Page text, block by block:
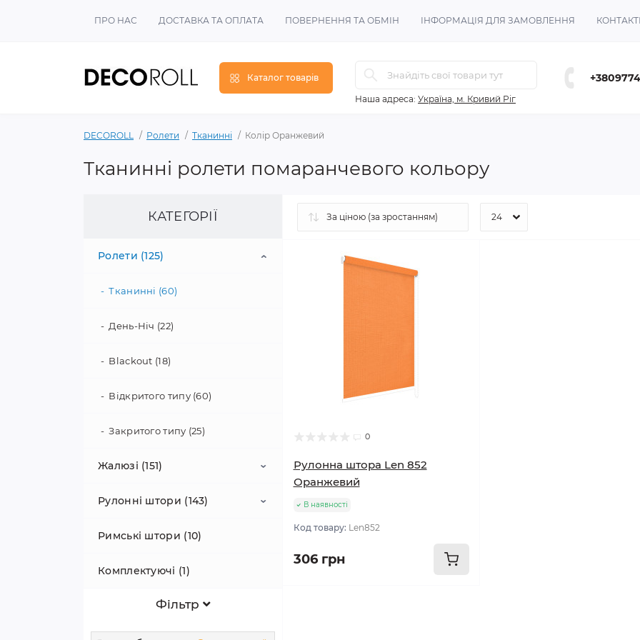
ПРО НАС ДОСТАВКА ТА ОПЛАТА ПОВЕРНЕННЯ ТА ОБМІН ІНФОРМАЦІЯ ДЛЯ ЗАМОВЛЕННЯ
Каталог товарів
Наша адреса: Україна, м. Кривий Ріг
DECOROLL Ролети Тканинні Колір Оранжевий
Тканинні ролети помаранчевого кольору
КАТЕГОРІЇ
Ролети (125)
Тканинні (60)
День-Ніч (22)
Blackout (18)
Відкритого типу (60)
Закритого типу (25)
Жалюзі (151)
Горизонтальні (22)
Вертикальні (29)
Алюмінієві (22)
Рулонні (60)
Рулонні штори (143)
Відкритого типу (60)
На липучці (30)
День ніч (22)
Римські штори (10)
Комплектуючі (1)
Фiльтр
0
Рулонна штора Len 852
Оранжевий
В наявності
Код товару: Len852
306 грн